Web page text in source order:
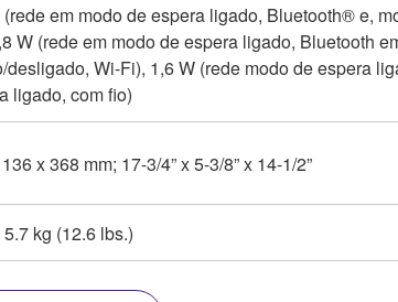
(rede em modo de espera ligado, Bluetooth® e,
W (rede em modo de espera ligado, Bluetooth
desligado, Wi-Fi), 1,6 W (rede modo de espera
ligado, com fio)
x 368 mm; 17-3/4” x 5-3/8” x 14-1/2”
kg (12.6 lbs.)